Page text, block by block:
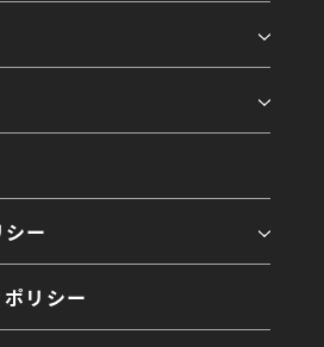
ー
リシー